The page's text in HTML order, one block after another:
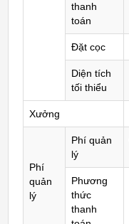
thanh
toán
Đặt cọc
Diện tích
tối thiểu
Xưởng
Phí
quản
lý
Phí quản
lý
Phương
thức
thanh